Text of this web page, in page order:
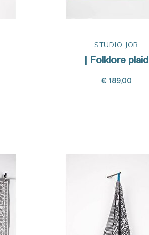
STUDIO JOB
| Folklore plaid
€ 189,00